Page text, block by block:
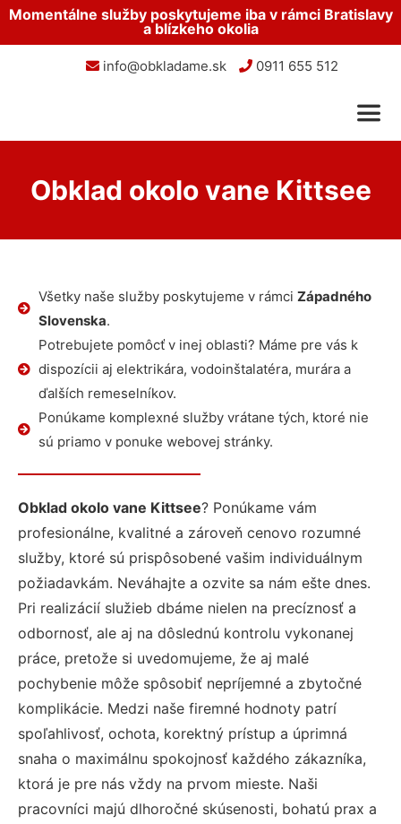
Momentálne služby poskytujeme iba v rámci Bratislavy
a blízkeho okolia
info@obkladame.sk 0911 655 512
Obklad okolo vane Kittsee
Všetky naše služby poskytujeme v rámci Západného
Slovenska.
Potrebujete pomôcť v inej oblasti? Máme pre vás k
dispozícii aj elektrikára, vodoinštalatéra, murára a
ďalších remeselníkov.
Ponúkame komplexné služby vrátane tých, ktoré nie
sú priamo v ponuke webovej stránky.
Obklad okolo vane Kittsee? Ponúkame vám
profesionálne, kvalitné a zároveň cenovo rozumné
služby, ktoré sú prispôsobené vašim individuálnym
požiadavkám. Neváhajte a ozvite sa nám ešte dnes.
Pri realizácií služieb dbáme nielen na precíznosť a
odbornosť, ale aj na dôslednú kontrolu vykonanej
práce, pretože si uvedomujeme, že aj malé
pochybenie môže spôsobiť nepríjemné a zbytočné
komplikácie. Medzi naše firemné hodnoty patrí
spoľahlivosť, ochota, korektný prístup a úprimná
snaha o maximálnu spokojnosť každého zákazníka,
ktorá je pre nás vždy na prvom mieste. Naši
pracovníci majú dlhoročné skúsenosti, bohatú prax a